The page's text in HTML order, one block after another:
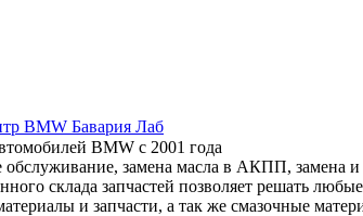
BMW с 2001 года
обслуживание, замена масла в АКПП, замена
склада запчастей позволяет решать
и запчасти, а так же смазочные